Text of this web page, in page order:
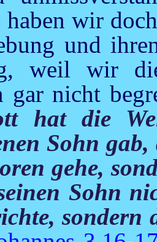
wir
und
weil wir
gar nicht
hat die
Sohn
gehe,
Sohn
sondern